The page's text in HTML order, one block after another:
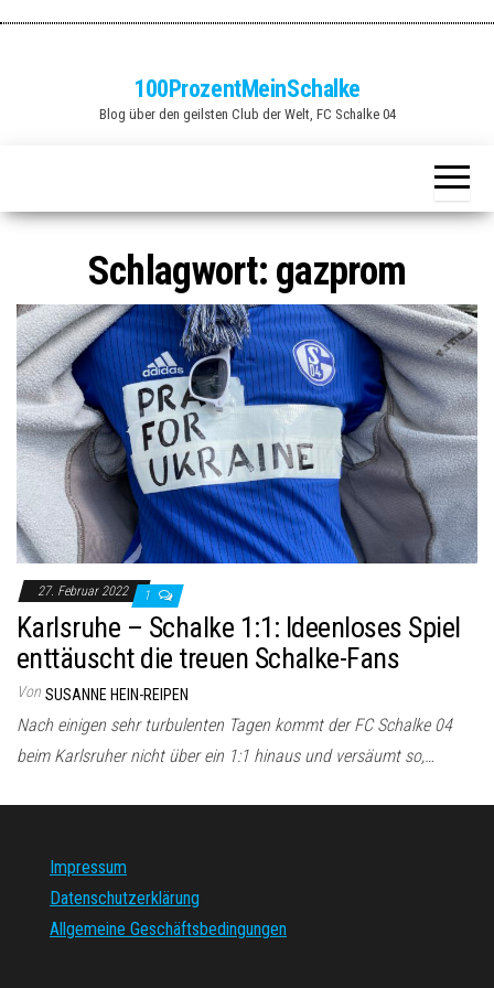
100ProzentMeinSchalke
Blog über den geilsten Club der Welt, FC Schalke 04
Schlagwort: gazprom
27. Februar 2022 1
Karlsruhe – Schalke 1:1: Ideenloses Spiel
enttäuscht die treuen Schalke-Fans
Von SUSANNE HEIN-REIPEN
Nach einigen sehr turbulenten Tagen kommt der FC Schalke 04
beim Karlsruher nicht über ein 1:1 hinaus und versäumt so,…
Impressum
Datenschutzerklärung
Allgemeine Geschäftsbedingungen